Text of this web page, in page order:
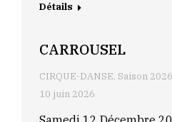
Détails
CARROUSEL
CIRQUE-DANSE, Saison
10 juin 2026